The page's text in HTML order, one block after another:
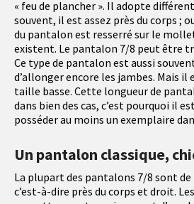
« feu de plancher ». Il adopte
souvent, il est assez près du corps ;
du pantalon est resserré sur le
existent. Le pantalon 7/8 peut être
Ce type de pantalon est aussi
d’allonger encore les jambes. Mais il
taille basse. Cette longueur de
dans bien des cas, c’est pourquoi il
posséder au moins un exemplaire
Un pantalon classique,
La plupart des pantalons 7/8 sont
c’est-à-dire près du corps et droit.